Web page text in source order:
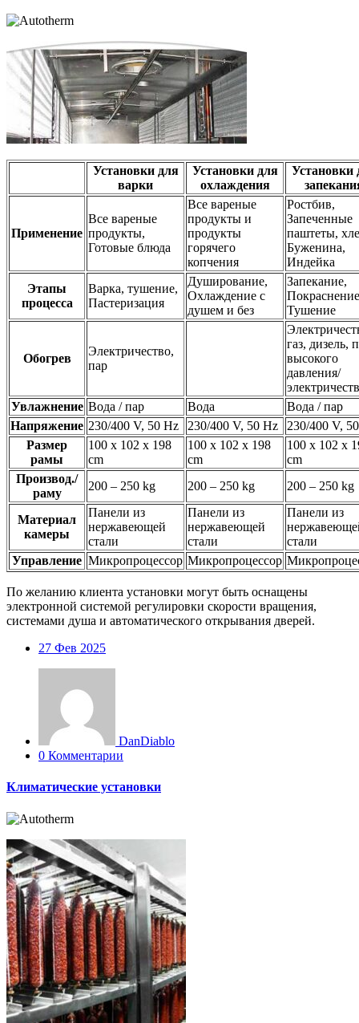
Установки для
варки
Установки для
охлаждения
Установки
Применение
Все вареные
продукты,
Готовые блюда
Все вареные
продукты и
продукты
горячего
копчения
Ростбив,
Запеченные
паштеты,
Буженина,
Индейка
Этапы
процесса
Варка, тушение,
Пастеризация
Душирование,
Охлаждение с
душем и без
Запекание,
Тушение
Обогрев
Электричество,
пар
газ, дизель,
высокого
давления/
Увлажнение Вода / пар Вода
Вода / пар
Напряжение 230/400 V, 50 Hz 230/400 V, 50 Hz
230/400 V,
Размер
рамы
100 x 102 x 198
cm
100 x 102 x 198
cm
100 x 102 x
cm
Производ./
раму
200 – 250 kg 200 – 250 kg 200 – 250 kg
Материал
камеры
Панели из
нержавеющей
стали
Панели из
нержавеющей
стали
Панели из
стали
Управление Микропроцессор Микропроцессор
По желанию клиента установки могут быть оснащены
электронной системой регулировки скорости вращения,
системами душа и автоматического открывания дверей.
27 Фев 2025
DanDiablo
0 Комментарии
Климатические установки